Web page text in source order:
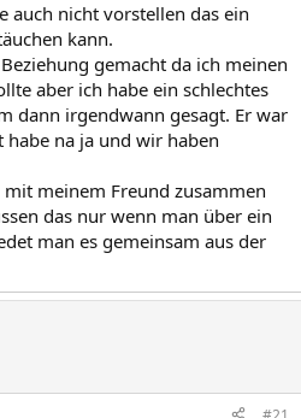
auch nicht vorstellen das ein
kann.
gemacht da ich meinen
aber ich habe ein schlechtes
dann irgendwann gesagt. Er war
habe na ja und wir haben
meinem Freund zusammen
das nur wenn man über ein
man es gemeinsam aus der